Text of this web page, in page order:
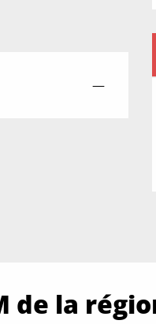
—
de la